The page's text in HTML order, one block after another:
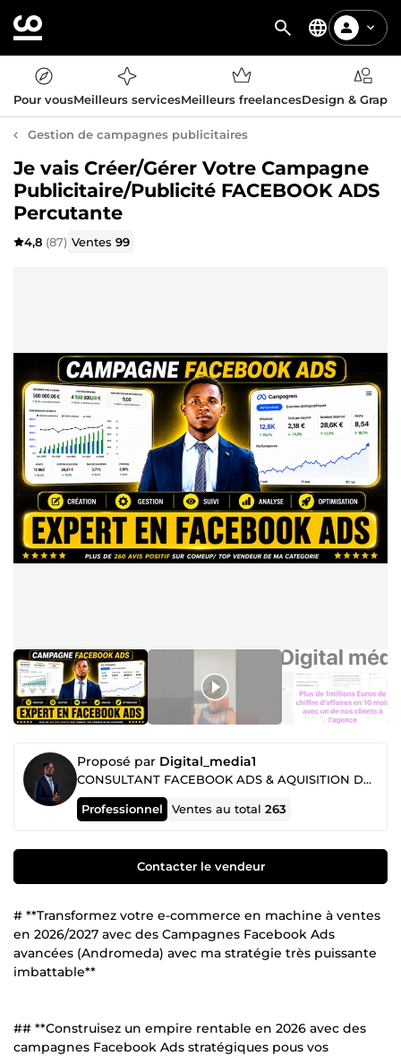
Pour vousMeilleurs servicesMeilleurs freelancesDesign &
Gestion de campagnes publicitaires
Je vais Créer/Gérer Votre Campagne
Publicitaire/Publicité FACEBOOK ADS
Percutante
4,8 (87) Ventes99
Proposé par Digital_media1
CONSULTANT FACEBOOK ADS & AQUISITION DES STRATEGIS MARKETING +2436 entreprises & agences accompagnés
Professionnel Ventes au total263
Contacter le vendeur
# **Transformez votre e-commerce en machine à ventes
en 2026/2027 avec des Campagnes Facebook Ads
avancées (Andromeda) avec ma stratégie très puissante
imbattable**
## **Construisez un empire rentable en 2026 avec des
campagnes Facebook Ads stratégiques pous vos